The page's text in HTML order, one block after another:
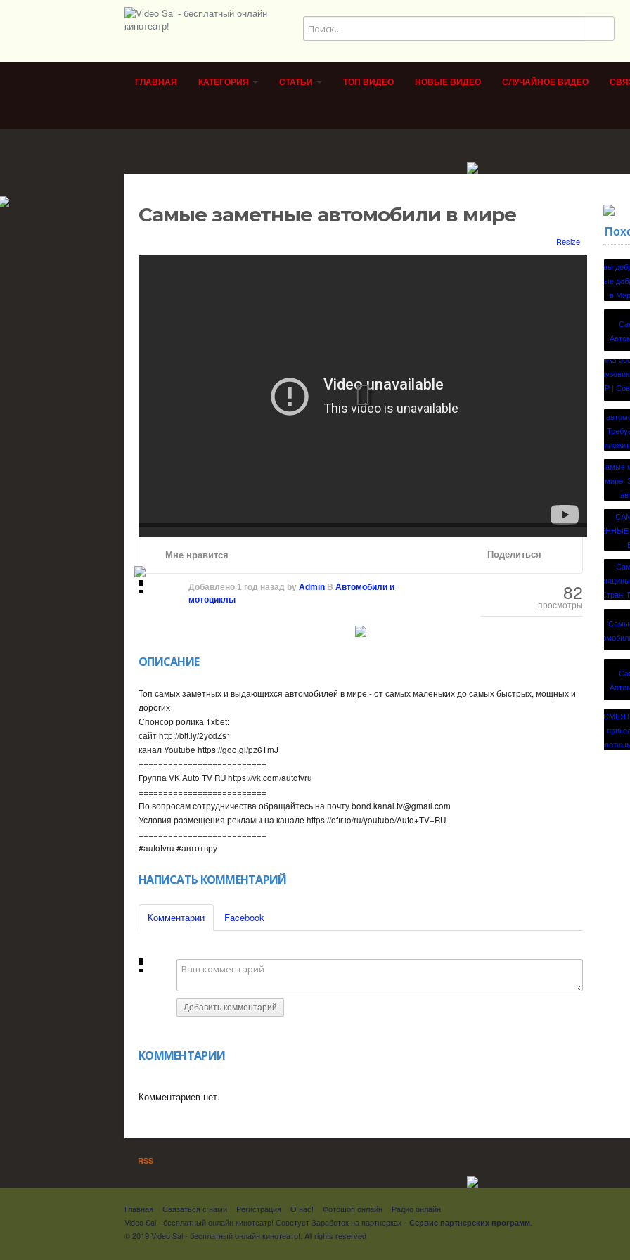
ГЛАВНАЯ КАТЕГОРИЯ СТАТЬИ ТОП ВИДЕО НОВЫЕ ВИДЕО СЛУЧАЙНОЕ ВИДЕО
Самые заметные автомобили в мире
Resize
Мне нравится Поделиться
Добавлено 1 год назад byAdmin ВАвтомобили и
мотоциклы
82
просмотры
ОПИСАНИЕ
Топ самых заметных и выдающихся автомобилей в мире - от самых маленьких до самых быстрых, мощных и
дорогих
Спонсор ролика 1xbet:
сайт http://bit.ly/2ycdZs1
канал Youtube https://goo.gl/pz6TmJ
==========================
Группа VK Auto TV RU https://vk.com/autotvru
==========================
По вопросам сотрудничества обращайтесь на почту bond.kanal.tv@gmail.com
Условия размещения рекламы на канале https://efir.io/ru/youtube/Auto+TV+RU
==========================
#autotvru #автотвру
НАПИСАТЬ КОММЕНТАРИЙ
Комментарии Facebook
Добавить комментарий
КОММЕНТАРИИ
Комментариев нет.
RSS
Главная Связаться с нами Регистрация О нас! Фотошоп онлайн
Радио онлайн
Video Sai - бесплатный онлайн кинотеатр! Советует Заработок на партнерках - Сервис партнерских программ
© 2019 Video Sai - бесплатный онлайн кинотеатр!. All rights reserved